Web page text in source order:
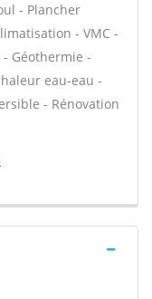
- Plancher
- VMC -
Géothermie -
eau-eau -
- Rénovation